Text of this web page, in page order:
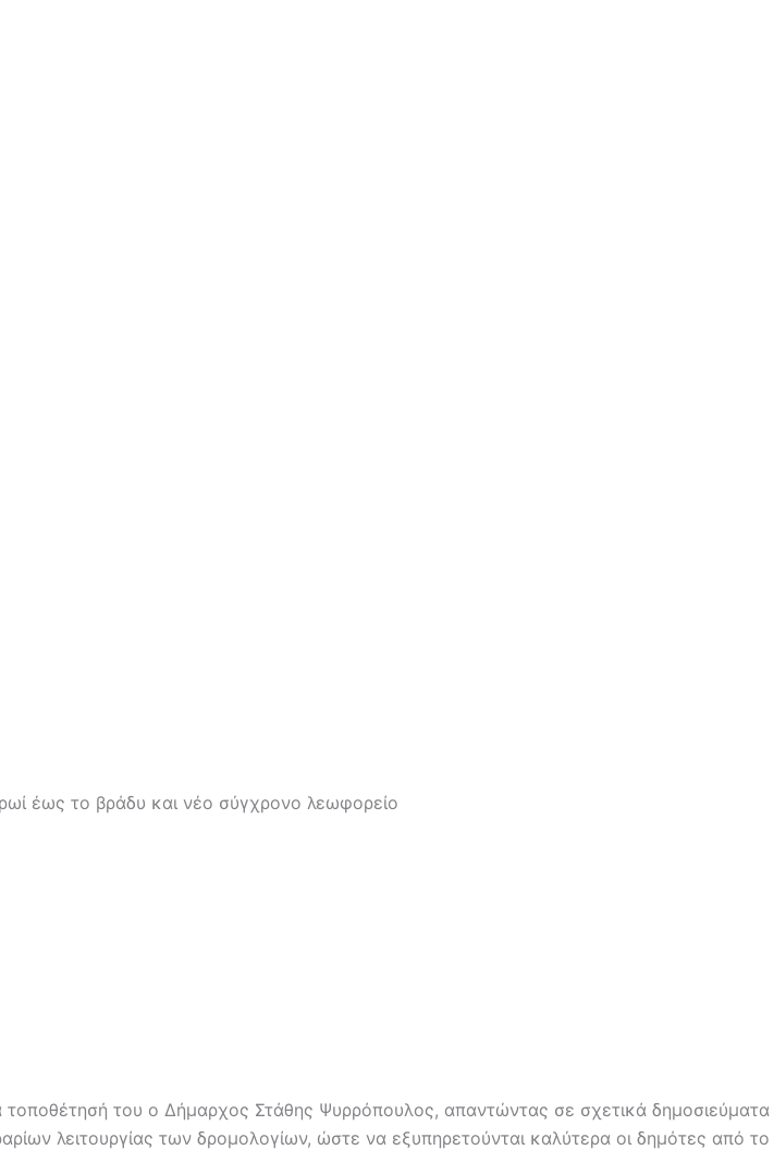
έως το βράδυ και νέο σύγχρονο λεωφορείο
του ο Δήμαρχος Στάθης Ψυρρόπουλος, απαντώντας σε σχετικά δημοσιεύματα
λειτουργίας των δρομολογίων, ώστε να εξυπηρετούνται καλύτερα οι δημότες από το